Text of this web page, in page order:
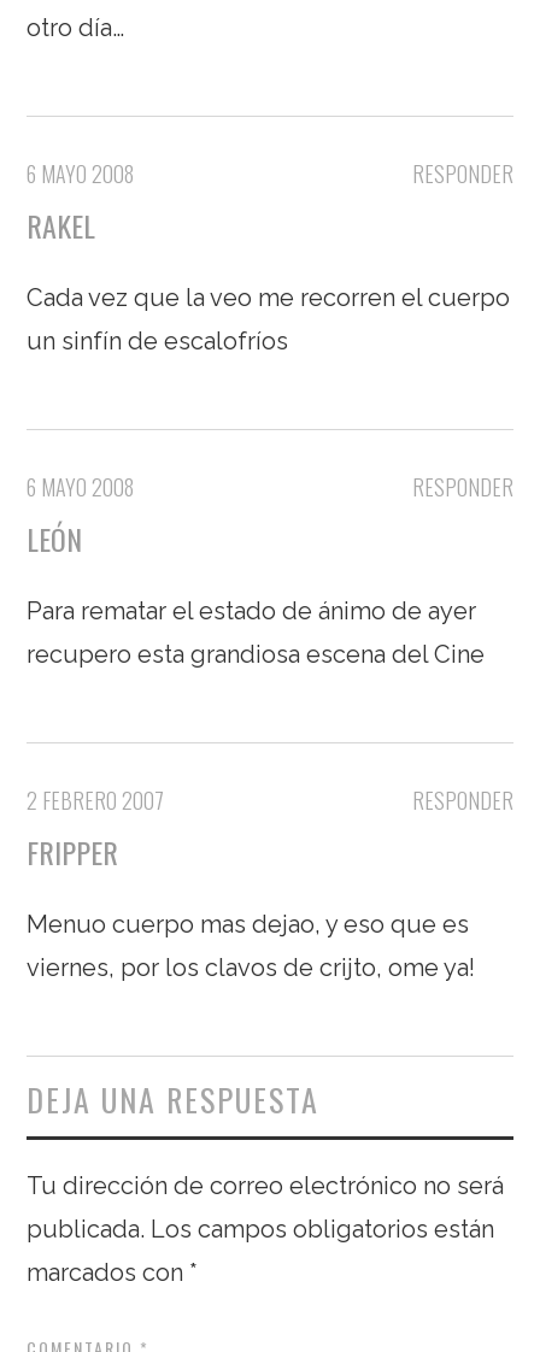
otro día…
RESPONDER
6 MAYO 2008
RAKEL
Cada vez que la veo me recorren el cuerpo
un sinfín de escalofríos
RESPONDER
6 MAYO 2008
LEÓN
Para rematar el estado de ánimo de ayer
recupero esta grandiosa escena del Cine
RESPONDER
2 FEBRERO 2007
FRIPPER
Menuo cuerpo mas dejao, y eso que es
viernes, por los clavos de crijto, ome ya!
DEJA UNA RESPUESTA
Tu dirección de correo electrónico no será
publicada. Los campos obligatorios están
marcados con *